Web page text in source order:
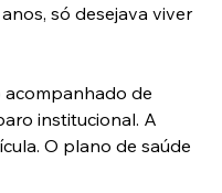
só desejava viver
acompanhado de
institucional. A
O plano de saúde